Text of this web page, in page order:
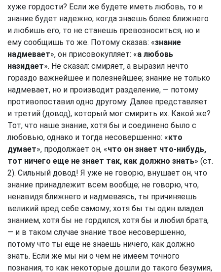
хуже гордости? Если же будете иметь любовь, то и
знание будет надежно; когда знаешь более ближнего
и любишь его, то не станешь превозноситься, но и
ему сообщишь то же. Потому сказав: «знание
надмевает», он присовокупляет: «а любовь
назидает». Не сказал: смиряет, а выразил нечто
гораздо важнейшее и полезнейшее; знание не только
надмевает, но и производит разделение, — потому
противопоставил одно другому. Далее представляет
и третий (довод), который мог смирить их. Какой же?
Тот, что наше знание, хотя бы и соединено было с
любовью, однако и тогда несовершенно: «кто
думает», продолжает он, «что он знает что-нибудь,
тот ничего еще не знает так, как должно знать» (ст.
2). Сильный довод! Я уже не говорю, внушает он, что
знание принадлежит всем вообще; не говорю, что,
ненавидя ближнего и надмеваясь, ты причиняешь
великий вред себе самому; хотя бы ты один владел
знанием, хотя бы не гордился, хотя бы и любил брата,
— и в таком случае знание твое несовершенно,
потому что ты еще не знаешь ничего, как должно
знать. Если же мы ни о чем не имеем точного
познания, то как некоторые дошли до такого безумия,